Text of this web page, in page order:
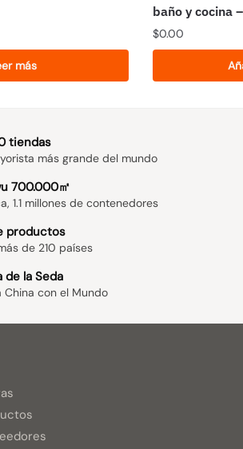
más
baño y cocina
$0.00
tiendas
más grande del mundo
700.000㎡
1.1 millones de contenedores
productos
de 210 países
de la Seda
China con el Mundo